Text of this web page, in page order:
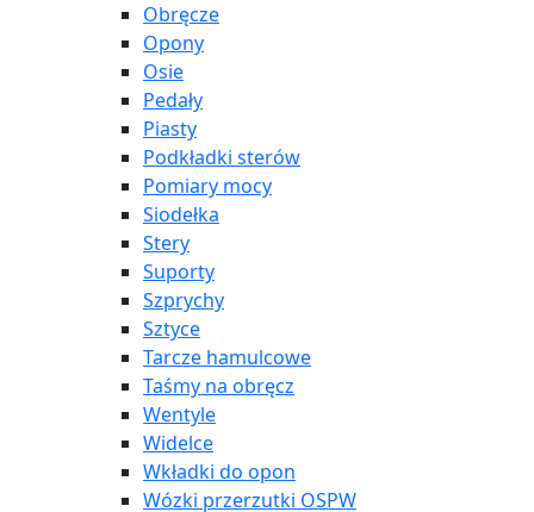
Obręcze
Opony
Osie
Pedały
Piasty
Podkładki sterów
Pomiary mocy
Siodełka
Stery
Suporty
Szprychy
Sztyce
Tarcze hamulcowe
Taśmy na obręcz
Wentyle
Widelce
Wkładki do opon
Wózki przerzutki OSPW